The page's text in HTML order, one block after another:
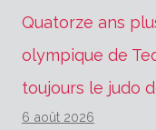
Quatorze ans
olympique de
toujours le judo
6 août 2026